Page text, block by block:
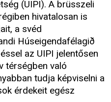
(UIPI). A brüsszeli
hivatalosan is
a svéd
Húseigendafélagið
az UIPI jelentősen
térségben való
tudja képviselni a
érdekeit egész